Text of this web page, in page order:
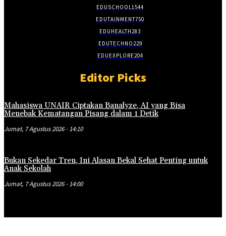
EDUSCHOOL1544
EDUTAINMENT750
EDUHEALTH283
EDUTECHNO229
EDUEXPLORE204
Editor Picks
Mahasiswa UNAIR Ciptakan Banalyze, AI yang Bisa
Menebak Kematangan Pisang dalam 1 Detik
Jumat, 7 Agustus 2026 - 14:10
Bukan Sekedar Tren, Ini Alasan Bekal Sehat Penting untuk
Anak Sekolah
Jumat, 7 Agustus 2026 - 14:00